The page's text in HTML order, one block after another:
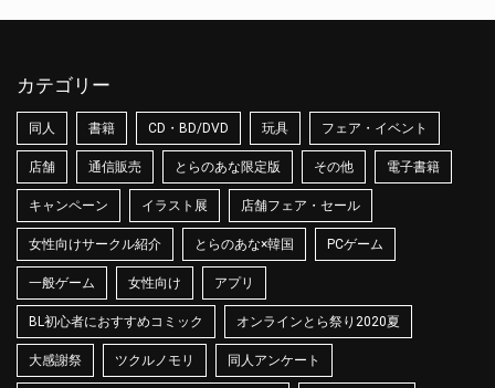
カテゴリー
同人 書籍 CD・BD/DVD 玩具 フェア・イベント
店舗 通信販売 とらのあな限定版 その他 電子書籍
キャンペーン イラスト展 店舗フェア・セール
女性向けサークル紹介 とらのあな×韓国 PCゲーム
一般ゲーム 女性向け アプリ
BL初心者におすすめコミック オンラインとら祭り2020夏
大感謝祭 ツクルノモリ 同人アンケート